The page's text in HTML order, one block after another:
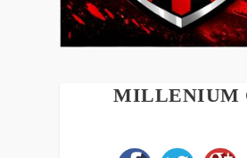
MILLENIUM